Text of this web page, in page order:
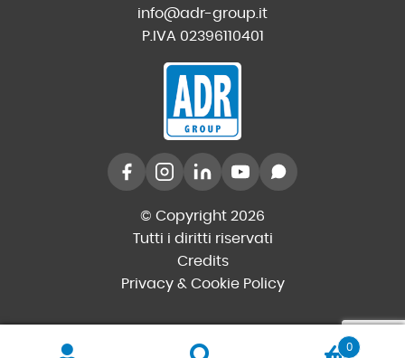
info@adr-group.it
P.IVA 02396110401
© Copyright 2026
Tutti i diritti riservati
Credits
Privacy & Cookie Policy
0